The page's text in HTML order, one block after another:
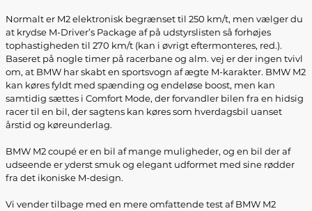
Normalt er M2 elektronisk begrænset til 250 km/t, men vælger du
at krydse M-Driver’s Package af på udstyrslisten så forhøjes
tophastigheden til 270 km/t (kan i øvrigt eftermonteres, red.).
Baseret på nogle timer på racerbane og alm. vej er der ingen tvivl
om, at BMW har skabt en sportsvogn af ægte M-karakter. BMW M2
kan køres fyldt med spænding og endeløse boost, men kan
samtidig sættes i Comfort Mode, der forvandler bilen fra en hidsig
racer til en bil, der sagtens kan køres som hverdagsbil uanset
årstid og køreunderlag.
BMW M2 coupé er en bil af mange muligheder, og en bil der af
udseende er yderst smuk og elegant udformet med sine rødder
fra det ikoniske M-design.
Vi vender tilbage med en mere omfattende test af BMW M2